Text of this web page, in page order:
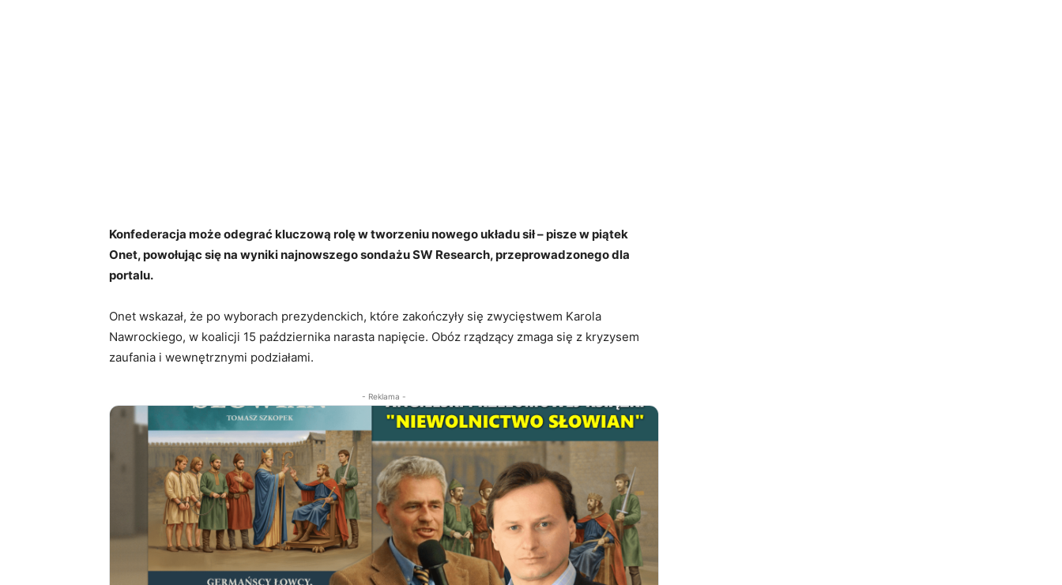
Konfederacja może odegrać kluczową rolę w tworzeniu nowego układu sił – pisze w piątek
Onet, powołując się na wyniki najnowszego sondażu SW Research, przeprowadzonego dla
portalu.
Onet wskazał, że po wyborach prezydenckich, które zakończyły się zwycięstwem Karola
Nawrockiego, w koalicji 15 października narasta napięcie. Obóz rządzący zmaga się z kryzysem
zaufania i wewnętrznymi podziałami.
- Reklama -